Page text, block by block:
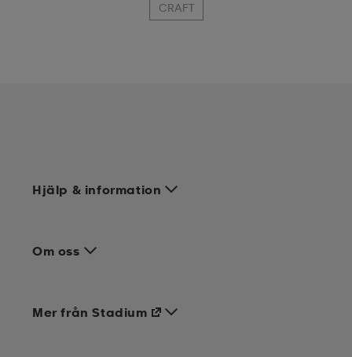
CRAFT
Hjälp & information
Om oss
Mer från Stadium